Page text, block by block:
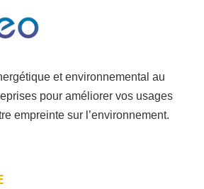
et environnemental au
pour améliorer vos usages
empreinte sur l’environnement.